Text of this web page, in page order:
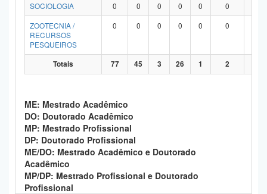
SOCIOLOGIA
0 0 0 0 0 0
ZOOTECNIA /
RECURSOS
PESQUEIROS
0 0 0 0 0 0
Totais 77 45 3 26 1 2
ME: Mestrado Acadêmico
DO: Doutorado Acadêmico
MP: Mestrado Profissional
DP: Doutorado Profissional
ME/DO: Mestrado Acadêmico e Doutorado
Acadêmico
MP/DP: Mestrado Profissional e Doutorado
Profissional